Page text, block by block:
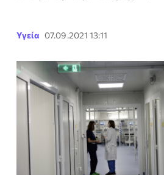
Υγεία 07.09.2021 13:11